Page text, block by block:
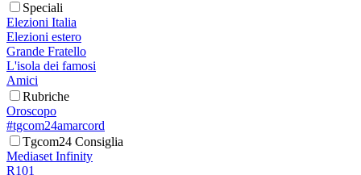
Speciali
Elezioni Italia
Elezioni estero
Grande Fratello
L'isola dei famosi
Amici
Rubriche
Oroscopo
#tgcom24amarcord
Tgcom24 Consiglia
Mediaset Infinity
R101